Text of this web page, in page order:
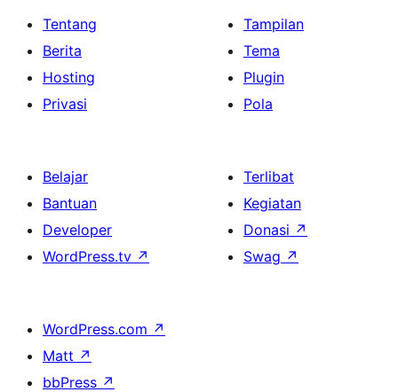
Tentang
Berita
Hosting
Privasi
Tampilan
Tema
Plugin
Pola
Belajar
Bantuan
Developer
WordPress.tv ↗
Terlibat
Kegiatan
Donasi ↗
Swag ↗
WordPress.com ↗
Matt ↗
bbPress ↗